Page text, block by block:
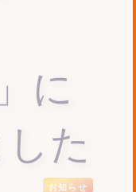
に
た
お知らせ